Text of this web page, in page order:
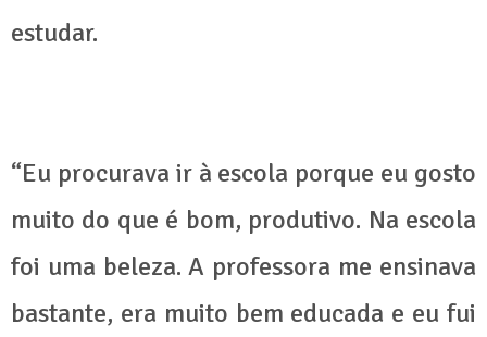
estudar.
“Eu procurava ir à escola porque eu gosto
muito do que é bom, produtivo. Na escola
foi uma beleza. A professora me ensinava
bastante, era muito bem educada e eu fui